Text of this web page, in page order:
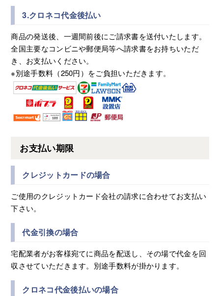
3.クロネコ代金後払い
商品の発送後、一週間前後にご請求書を送付いたします。
全国主要なコンビニや郵便局等へ請求書をお持ちいただ
き、お支払いください。
※別途手数料（250円）をご負担いただきます。
お支払い期限
クレジットカードの場合
ご使用のクレジットカード会社の請求に合わせてお支払い
下さい。
代金引換の場合
宅配業者がお客様宛てに商品を配送し、その場で代金を回
収させていただきます。別途手数料が掛かります。
クロネコ代金後払いの場合